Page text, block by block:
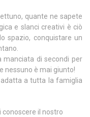
quante ne sapete
e slanci creativi è ciò
spazio, conquistare un
manciata di secondi per
nessuno è mai giunto!
adatta a tutta la famiglia
conoscere il nostro